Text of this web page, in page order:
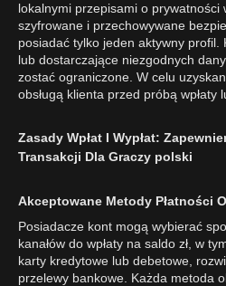
lokalnymi przepisami o prywatności
szyfrowane i przechowywane
posiadać tylko jeden aktywny profil.
lub dostarczające niezgodnych
zostać ograniczone. W celu
obsługą klienta przed próbą wpłaty
Zasady Wpłat I Wypłat:
Transakcji Dla Graczy polski
Akceptowane Metody Płatności
Posiadacze kont mogą wybierać
kanałów do wpłaty na saldo zł, w
karty kredytowe lub debetowe,
przelewy bankowe. Każda metoda